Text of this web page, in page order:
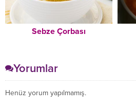
Sebze Çorbası
Yorumlar
Henüz yorum yapılmamış.